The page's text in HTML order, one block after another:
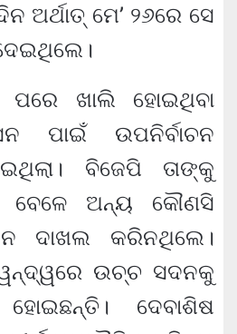
ଅର୍ଥାତ୍ ମେ’ ୨୬ରେ ସେ
ପରେ ଖାଲି ହୋଇଥିବା
ପାଇଁ ଉପନିର୍ବାଚନ
ବିଜେପି ତାଙ୍କୁ
ବେଳେ ଅନ୍ୟ କୌଣସି
ଦାଖଲ କରିନଥିଲେ।
ଉଚ୍ଚ ସଦନକୁ
ଦେବାଶିଷ